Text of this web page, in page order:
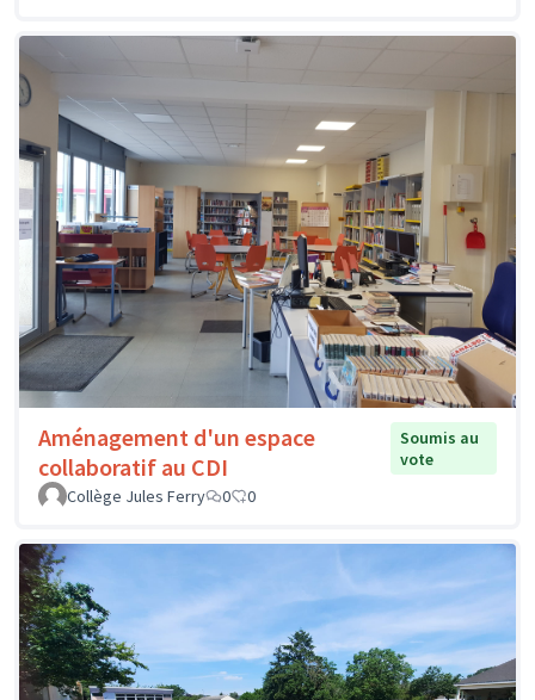
Aménagement d'un espace
collaboratif au CDI
Soumis au
vote
Collège Jules Ferry
0 0